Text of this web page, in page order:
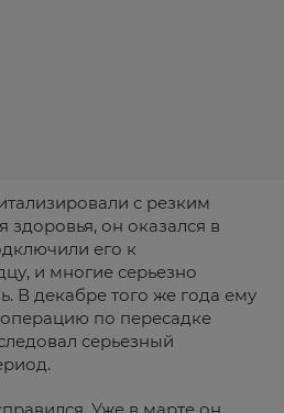
с резким
здоровья, он оказался в
его к
и многие серьезно
В декабре того же года ему
по пересадке
серьезный